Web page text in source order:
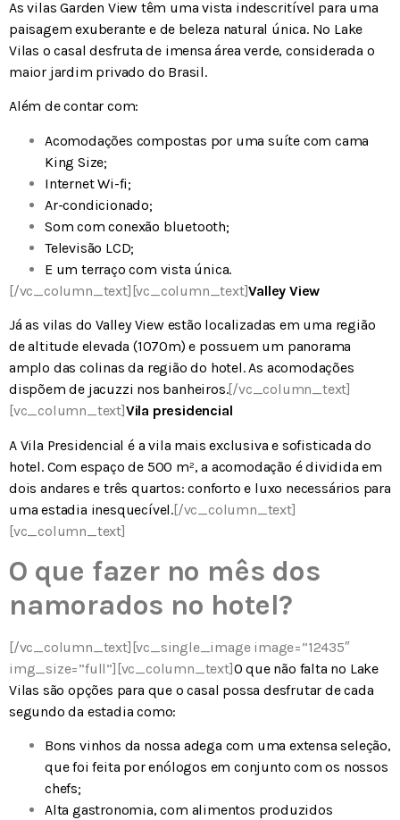
As vilasGarden View têm uma vista indescritível para uma
paisagem exuberante e de beleza natural única. No Lake
Vilas o casal desfruta de imensa área verde, considerada o
maior jardim privado do Brasil.
Além de contar com:
Acomodações compostas por uma suíte com cama
King Size;
Internet Wi-fi;
Ar-condicionado;
Som com conexão bluetooth;
Televisão LCD;
E um terraço com vista única.
[/vc_column_text][vc_column_text]Valley View
Já as vilas doValley Viewestão localizadas em uma região
de altitude elevada (1070m) e possuem um panorama
amplo das colinas da região do hotel. As acomodações
dispõem de jacuzzi nos banheiros.[/vc_column_text]
[vc_column_text]Vila presidencial
A Vila Presidencial é a vila mais exclusiva e sofisticada do
hotel. Com espaço de 500 m², a acomodação é dividida em
dois andares e três quartos: conforto e luxo necessários para
uma estadia inesquecível.[/vc_column_text]
[vc_column_text]
O que fazer no mês dos
namorados no hotel?
[/vc_column_text][vc_single_image image=”12435″
img_size=”full”][vc_column_text]O que não falta no Lake
Vilas são opções para que o casal possa desfrutar de cada
segundo da estadia como:
Bons vinhos da nossa adega com uma extensa seleção,
que foi feita por enólogos em conjunto com os nossos
chefs;
Alta gastronomia, com alimentos produzidos